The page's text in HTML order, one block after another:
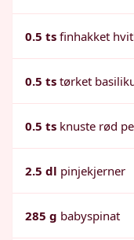
0.5 ts finhakket
0.5 ts tørket
0.5 ts knuste rød
2.5 dl pinjekjerner
285 g babyspinat